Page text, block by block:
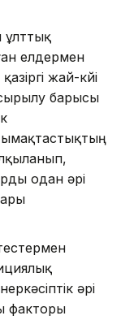
ұлттық
елдермен
жай-күйі
барысы
одан әрі
әрі
факторы